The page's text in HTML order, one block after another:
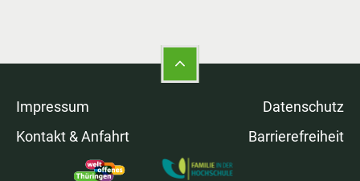
Impressum
Datenschutz
Kontakt & Anfahrt
Barrierefreiheit